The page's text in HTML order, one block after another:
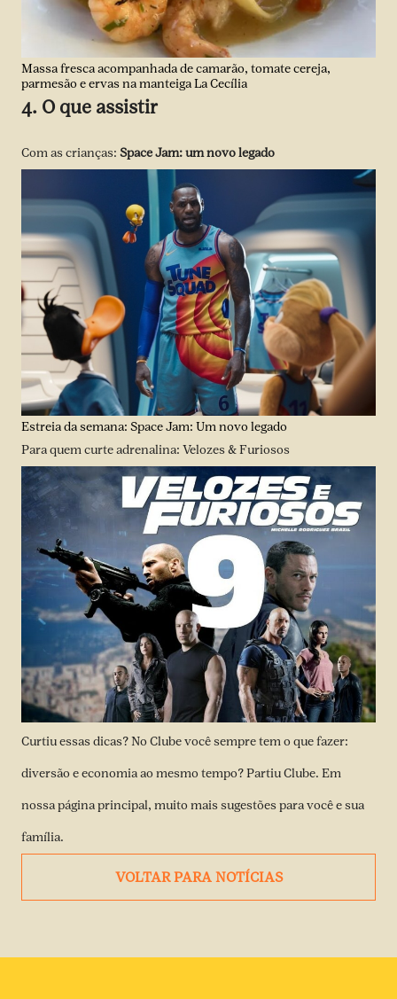
Massa fresca acompanhada de camarão, tomate cereja,
parmesão e ervas na manteiga La Cecília
4. O que assistir
Com as crianças: Space Jam: um novo legado
Estreia da semana: Space Jam: Um novo legado
Para quem curte adrenalina: Velozes & Furiosos
Curtiu essas dicas? No Clube você sempre tem o que fazer:
diversão e economia ao mesmo tempo? Partiu Clube. Em
nossa página principal, muito mais sugestões para você e sua
família.
VOLTAR PARA NOTÍCIAS